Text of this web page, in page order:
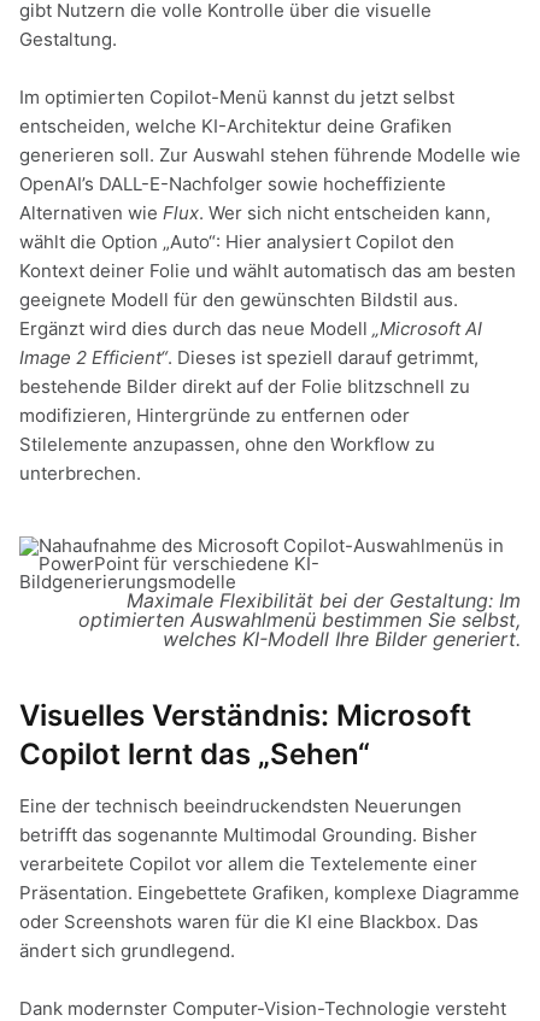
gibt Nutzern die volle Kontrolle über die visuelle
Gestaltung.
Im optimierten Copilot-Menü kannst du jetzt selbst
entscheiden, welche KI-Architektur deine Grafiken
generieren soll. Zur Auswahl stehen führende Modelle wie
OpenAI’s DALL-E-Nachfolger sowie hocheffiziente
Alternativen wie Flux. Wer sich nicht entscheiden kann,
wählt die Option „Auto“: Hier analysiert Copilot den
Kontext deiner Folie und wählt automatisch das am besten
geeignete Modell für den gewünschten Bildstil aus.
Ergänzt wird dies durch das neue Modell „Microsoft AI
Image 2 Efficient“. Dieses ist speziell darauf getrimmt,
bestehende Bilder direkt auf der Folie blitzschnell zu
modifizieren, Hintergründe zu entfernen oder
Stilelemente anzupassen, ohne den Workflow zu
unterbrechen.
Maximale Flexibilität bei der Gestaltung: Im
optimierten Auswahlmenü bestimmen Sie selbst,
welches KI-Modell Ihre Bilder generiert.
Visuelles Verständnis: Microsoft
Copilot lernt das „Sehen“
Eine der technisch beeindruckendsten Neuerungen
betrifft das sogenannte Multimodal Grounding. Bisher
verarbeitete Copilot vor allem die Textelemente einer
Präsentation. Eingebettete Grafiken, komplexe Diagramme
oder Screenshots waren für die KI eine Blackbox. Das
ändert sich grundlegend.
Dank modernster Computer-Vision-Technologie versteht